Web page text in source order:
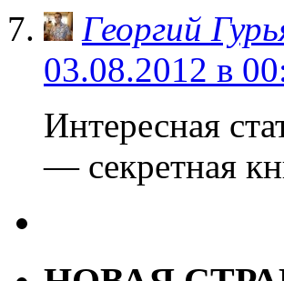
Георгий
03.08.2012 в
Интересная
— секретная